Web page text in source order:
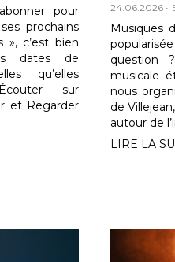
pour
prochains
», c’est bien
dates de
qu’elles
sur
et Regarder
24.06.2026
Musiques
question
musicale
nous
de
autour de
LIRE LA